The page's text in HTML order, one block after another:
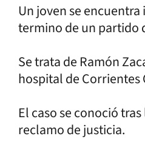
Un joven se
termino de un partido
Se trata de Ramón
hospital de Corrientes
El caso se conoció
reclamo de justicia.